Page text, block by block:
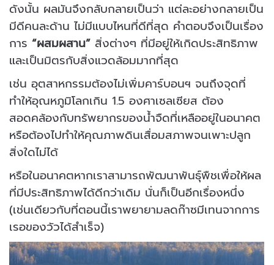
ดังนั้น ผลมันจึงกลับกลายเป็นว่า แต่ละอย่างกลายเป็น
มีดีคนละด้าน ไม่มีแบบไหนที่ดีที่สุด คำตอบจึงเป็นเรื่อง
การ“ผสมผสาน” สิ่งต่างๆ ที่มีอยู่ให้เกิดประสิทธิภาพ
และเป็นมิตรกับสิ่งแวดล้อมมากที่สุด
เช่น อุตสาหกรรมต้องไม่เพิ่มคาร์บอนฯ จนถึงจุดที่
ทำให้อุณหภูมิโลกเกิน 1.5 องศาเซลเซียส ต้อง
สอดคล้องกับทรัพยากรของน้ำจืดที่เหลืออยู่ในอนาคต
หรือต้องไปทำให้คุณภาพดินเสื่อมสภาพจนเพาะปลูก
สิ่งใดไม่ได้
หรือในอนาคตหากเราสามารถพัฒนาพันธุ์พืชเพื่อให้ผล
ที่มีประสิทธิภาพได้ดีกว่าเดิม นั่นก็เป็นอีกเรื่องหนึ่ง
(เช่นเดียวกับที่ตอนนี้เราพยายามลดก๊าซมีเทนจากการ
เรอของวัวได้สำเร็จ)